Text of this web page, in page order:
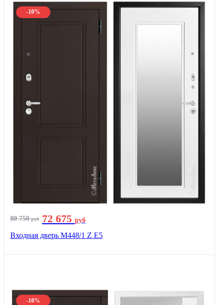
-10%
80 750руб 72 675 руб
Входная дверь М448/1 Z Е5
-10%